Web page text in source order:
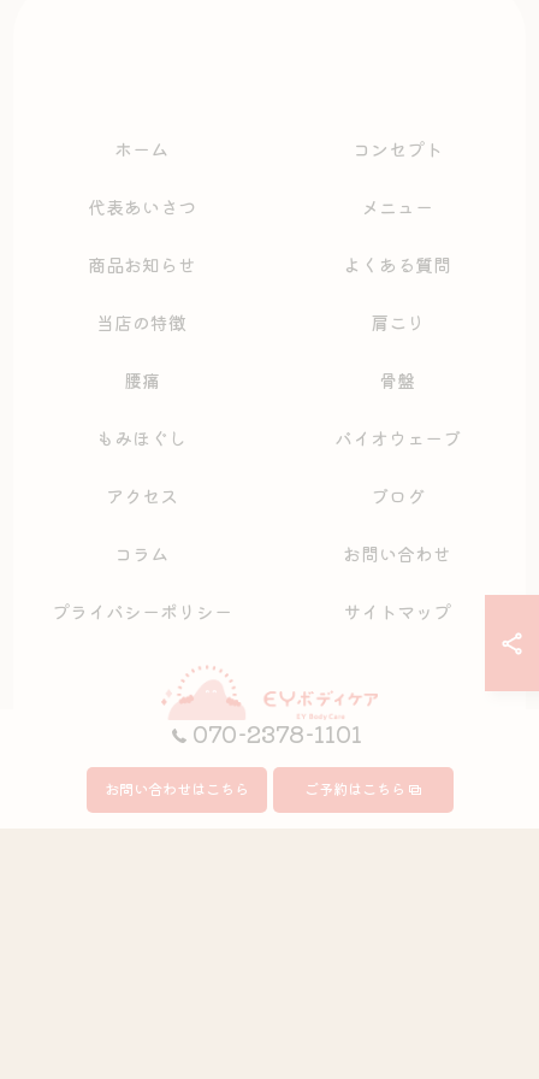
070-2378-1101
お問い合わせはこちら ご予約はこちら
ホーム コンセプト
代表あいさつ メニュー
商品お知らせ よくある質問
当店の特徴 肩こり
腰痛 骨盤
もみほぐし バイオウェーブ
アクセス ブログ
コラム お問い合わせ
プライバシーポリシー サイトマップ
© 2026 愛知県安城市の整体ならEYボディケア ALL RIGHTS RESERVED.